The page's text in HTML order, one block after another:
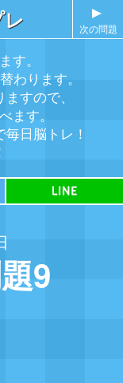
す。
わります。
すので、
ます。
日脳トレ！
9
▲
次の問題